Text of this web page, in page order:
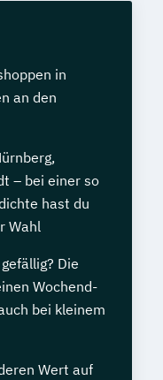
in
an den
– bei einer so
hast du
Wahl
Die
Wochend-
bei kleinem
Wert auf